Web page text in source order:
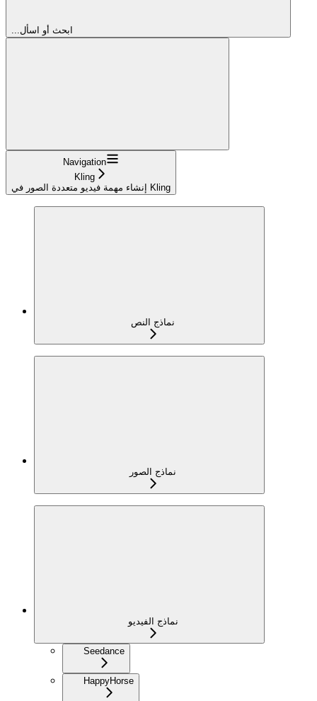
...ابحث أو اسأل
Navigation
Kling
إنشاء مهمة فيديو متعددة الصور في Kling
نماذج النص
نماذج الصور
نماذج الفيديو
Seedance
HappyHorse